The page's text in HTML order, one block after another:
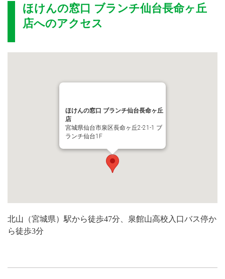
ほけんの窓口 ブランチ仙台長命ヶ丘
店へのアクセス
ほけんの窓口 ブランチ仙台長命ヶ丘
店
宮城県仙台市泉区長命ヶ丘2-21-1 ブ
ランチ仙台1F
北山（宮城県）駅から徒歩47分、泉館山高校入口バス停か
ら徒歩3分